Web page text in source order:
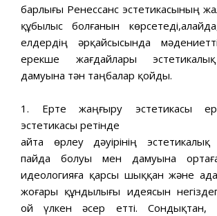
барлығы Ренессанс эстетикасының
құбылыс болғанын
елдердің әрқайсысында
ерекше жағдайлары
дамуына тән таңбалар қойды.
1. Ерте жаңғыру эстетикасы
эстетикасы ретінде
Қайта өрлеу дәуірінің
пайда болуы мен дамуына
идеологияға қарсы шыққан және
жоғары құндылығы идеясын
ой үлкен әсер етті. Сондықтан,